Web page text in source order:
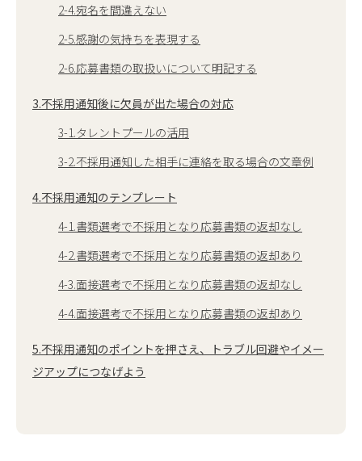
2-4.宛名を間違えない
2-5.感謝の気持ちを表現する
2-6.応募書類の取扱いについて明記する
3.不採用通知後に欠員が出た場合の対応
3-1.タレントプールの活用
3-2.不採用通知した相手に連絡を取る場合の文章例
4.不採用通知のテンプレート
4-1.書類選考で不採用となり応募書類の返却なし
4-2.書類選考で不採用となり応募書類の返却あり
4-3.面接選考で不採用となり応募書類の返却なし
4-4.面接選考で不採用となり応募書類の返却あり
5.不採用通知のポイントを押さえ、トラブル回避やイメー
ジアップにつなげよう